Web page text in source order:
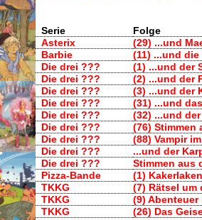
Serie Folge
Asterix
(29) ...und
Barbie
(11) ...und
Die drei ???
(1) ...und der
Die drei ???
(2) ...und der
Die drei ???
(3) ...und der
Die drei ???
(31) ...und
Die drei ???
(32) ...und
Die drei ???
(76) Stimmen
Die drei ???
(88) Vampir
Die drei ???
...und der
Die drei ???
Stimmen aus
Pizza-Bande
(1)
TKKG
(7) Rätsel um
TKKG
(9) Abenteuer
TKKG
(26) Das